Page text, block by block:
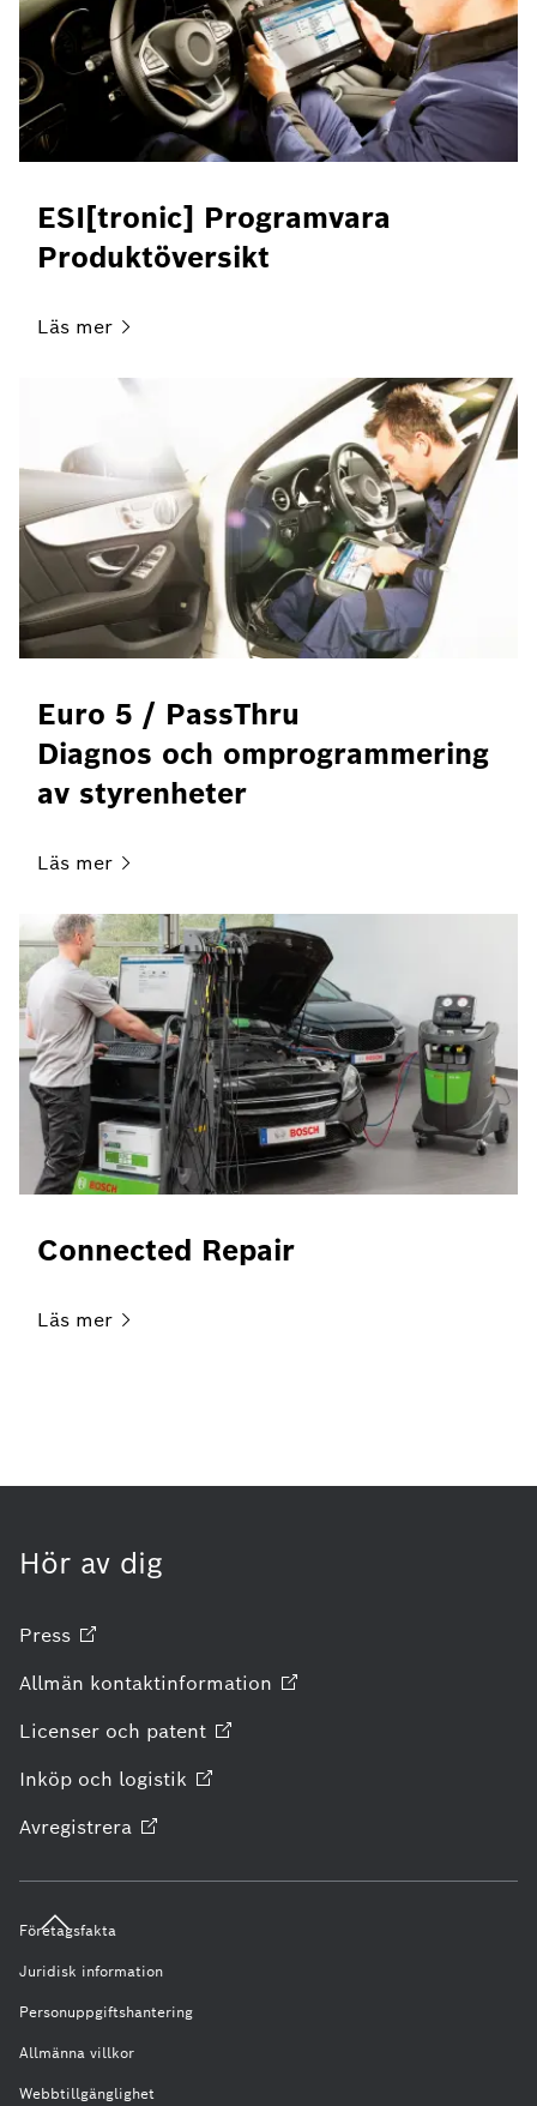
ESI[tronic] Programvara
Produktöversikt
Läs mer
Euro 5 / PassThru
Diagnos och omprogrammering
av styrenheter
Läs mer
Connected Repair
Läs mer
Hör av dig
Press
Allmän kontaktinformation
Licenser och patent
Inköp och logistik
Avregistrera
Företagsfakta
Juridisk information
Personuppgiftshantering
Allmänna villkor
Webbtillgänglighet